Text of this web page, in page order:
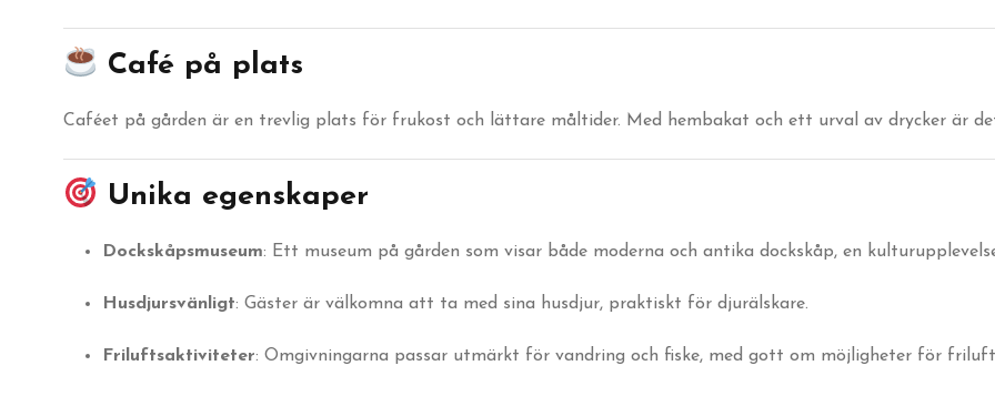
Café på plats
Caféet på gården är en trevlig plats för frukost och lättare måltider. Med hembakat och ett urval av drycker är
Unika egenskaper
Dockskåpsmuseum: Ett museum på gården som visar både moderna och antika dockskåp, en
Husdjursvänligt: Gäster är välkomna att ta med sina husdjur, praktiskt för djurälskare.
Friluftsaktiviteter: Omgivningarna passar utmärkt för vandring och fiske, med gott om möjligheter för